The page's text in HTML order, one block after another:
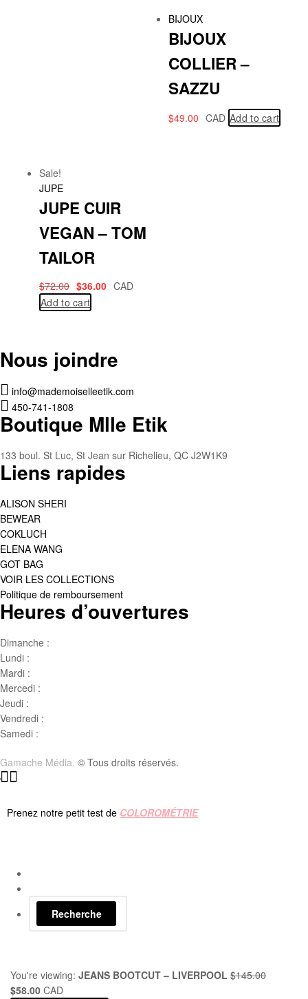
BIJOUX
BIJOUX
COLLIER –
SAZZU
$49.00 CAD Add to cart
Sale!
JUPE
JUPE CUIR
VEGAN – TOM
TAILOR
$72.00 $36.00 CAD
Add to cart
Nous joindre
info@mademoiselleetik.com
450-741-1808
Boutique Mlle Etik
133 boul. St Luc, St Jean sur Richelieu, QC J2W1K9
Liens rapides
ALISON SHERI
BEWEAR
COKLUCH
ELENA WANG
GOT BAG
VOIR LES COLLECTIONS
Politique de remboursement
Heures d’ouvertures
Dimanche :
Lundi :
Mardi :
Mercedi :
Jeudi :
Vendredi :
Samedi :
Gamache Média. © Tous droits réservés.
Prenez notre petit test de COLOROMÉTRIE
Recherche
You're viewing: JEANS BOOTCUT – LIVERPOOL $145.00
$58.00 CAD